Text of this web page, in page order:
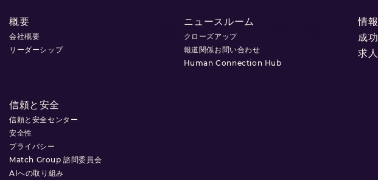
ニュースルーム 成
概要
会社概要
リーダーシップ
ニュースルーム
クローズアップ
報道関係お問い合わせ
Human Connection Hub
情報
成
求
信頼と安全
信頼と安全センター
安全性
プライバシー
Match Group 諮問委員会
AIへの取り組み